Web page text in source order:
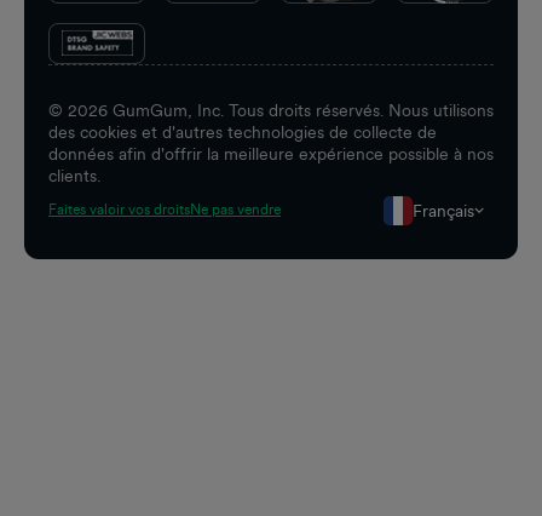
© 2026 GumGum, Inc. Tous droits réservés. Nous utilisons
des cookies et d'autres technologies de collecte de
données afin d'offrir la meilleure expérience possible à nos
clients.
Faites valoir vos droitsNe pas vendre Français